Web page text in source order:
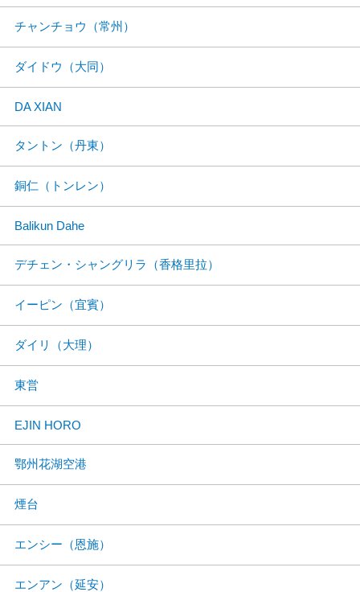
チャンチョウ（常州）
ダイドウ（大同）
DA XIAN
タントン（丹東）
銅仁（トンレン）
Balikun Dahe
デチェン・シャングリラ（香格里拉）
イーピン（宜賓）
ダイリ（大理）
東営
EJIN HORO
鄂州花湖空港
煙台
エンシー（恩施）
エンアン（延安）